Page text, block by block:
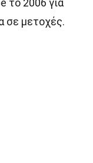
το 2006 για
σε μετοχές.